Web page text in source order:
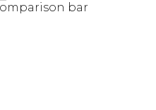
bar